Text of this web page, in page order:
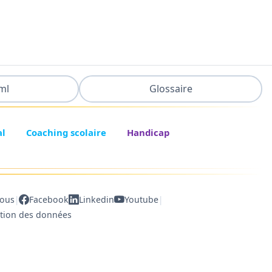
Glossaire
Coaching scolaire
Handicap
| Facebook Linkedin Youtube|
des données